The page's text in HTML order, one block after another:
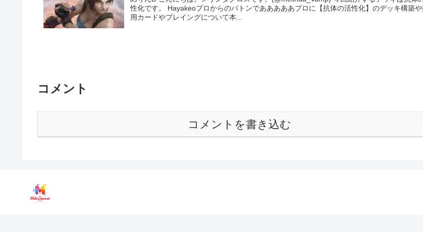
性化です。 Hayakeoプロからのバトンであああああプロに【抗体の活性化】のデッキ構築
用カードやプレイングについて本...
コメント
コメントを書き込む